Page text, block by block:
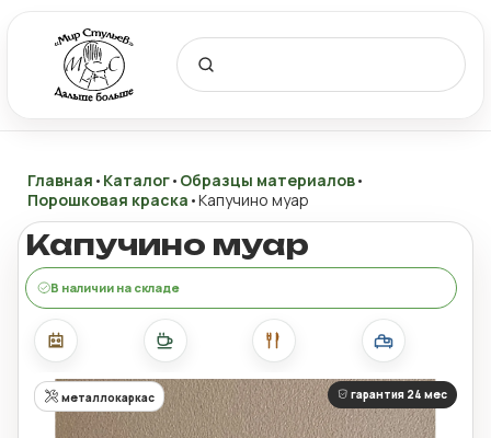
Главная • Каталог• Образцы материалов•
Порошковая краска •Капучино муар
Капучино муар
В наличии на складе
металлокаркас гарантия 24 мес